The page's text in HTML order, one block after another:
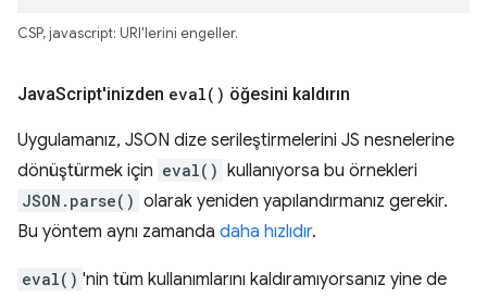
CSP, javascript: URI'lerini engeller.
JavaScript'inizden eval( ) öğesini kaldırın
Uygulamanız, JSON dize serileştirmelerini JS nesnelerine
dönüştürmek için eval() kullanıyorsa bu örnekleri
JSON.parse() olarak yeniden yapılandırmanız gerekir.
Bu yöntem aynı zamanda daha hızlıdır.
eval() 'nin tüm kullanımlarını kaldıramıyorsanız yine de